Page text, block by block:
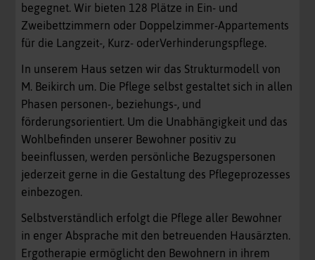
begegnet. Wir bieten 128 Plätze in Ein- und
Zweibettzimmern oder Doppelzimmer-Appartements
für die Langzeit-, Kurz- oderVerhinderungspflege.
In unserem Haus setzen wir das Strukturmodell von
M. Beikirch um. Die Pflege selbst gestaltet sich in allen
Phasen personen-, beziehungs-, und
förderungsorientiert. Um die Unabhängigkeit und das
Wohlbefinden unserer Bewohner positiv zu
beeinflussen, werden persönliche Bezugspersonen
jederzeit gerne in die Gestaltung des Pflegeprozesses
einbezogen.
Selbstverständlich erfolgt die Pflege aller Bewohner
in enger Absprache mit den betreuenden Hausärzten.
Ergotherapie ermöglicht den Bewohnern in ihrem